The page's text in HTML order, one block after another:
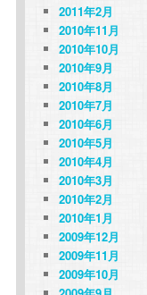
2011年2月
2010年11月
2010年10月
2010年9月
2010年8月
2010年7月
2010年6月
2010年5月
2010年4月
2010年3月
2010年2月
2010年1月
2009年12月
2009年11月
2009年10月